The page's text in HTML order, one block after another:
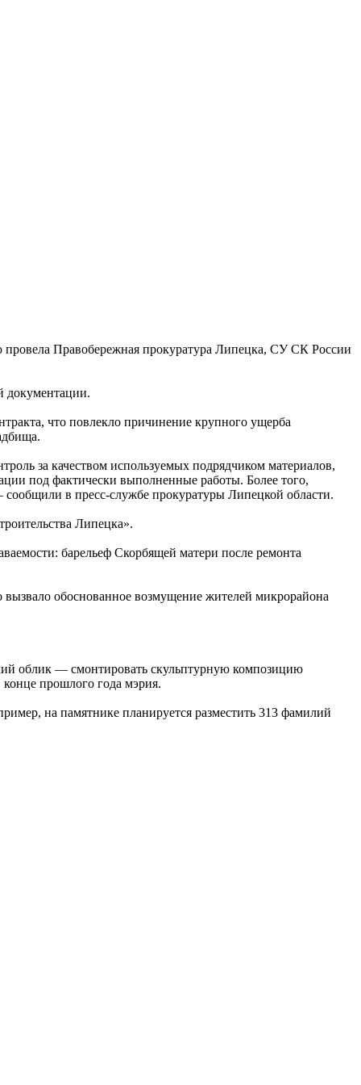
провела Правобережная прокуратура Липецка, СУ СК России
документации.
что повлекло причинение крупного ущерба
за качеством используемых подрядчиком материалов,
под фактически выполненные работы. Более того,
в пресс-службе прокуратуры Липецкой области.
Липецка».
барельеф Скорбящей матери после ремонта
обоснованное возмущение жителей микрорайона
облик — смонтировать скульптурную композицию
прошлого года мэрия.
на памятнике планируется разместить 313 фамилий